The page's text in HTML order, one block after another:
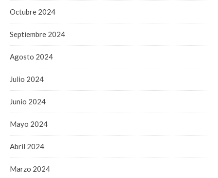
Octubre 2024
Septiembre 2024
Agosto 2024
Julio 2024
Junio 2024
Mayo 2024
Abril 2024
Marzo 2024